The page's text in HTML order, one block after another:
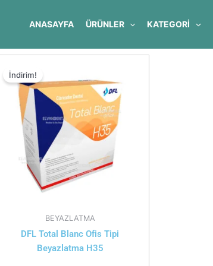
ANASAYFA ÜRÜNLER KATEGORİ
İndirim!
BEYAZLATMA
DFL Total Blanc Ofis Tipi
Beyazlatma H35